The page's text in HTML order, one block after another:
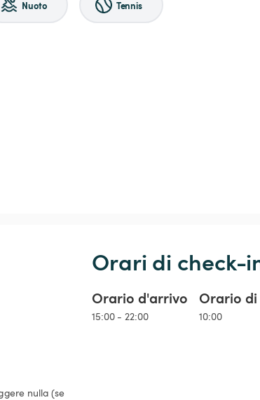
Nuoto Tennis
Orari di check-
Orario d'arrivo
15:00 - 22:00
Orario
10:00
nulla (se